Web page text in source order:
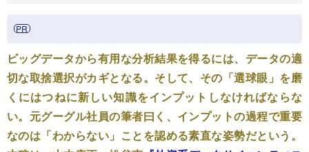
ビッグデータから有用な分析結果を得るには、データの適
切な取捨選択がカギとなる。そして、その「選球眼」を磨
くにはつねに新しい知識をインプットしなければならな
い。元グーグル社員の筆者曰く、インプットの過程で重要
なのは「わからない」ことを認める素直な姿勢だという。